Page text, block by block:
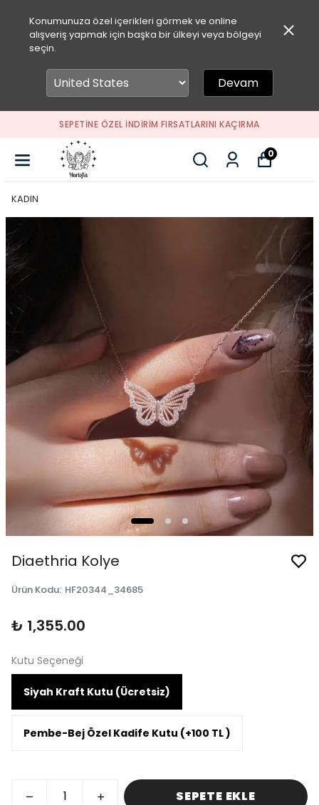
Konumunuza özel içerikleri görmek ve online
alışveriş yapmak için başka bir ülkeyi veya bölgeyi
seçin.
Devam
SEPETİNE ÖZEL İNDİRİM FIRSATLARINI KAÇIRMA
0
KADIN
Diaethria Kolye
Ürün Kodu: HF20344_34685
₺ 1,355.00
Kutu Seçeneği
Siyah Kraft Kutu (Ücretsiz)
Pembe-Bej Özel Kadife Kutu (+100 TL )
SEPETE EKLE